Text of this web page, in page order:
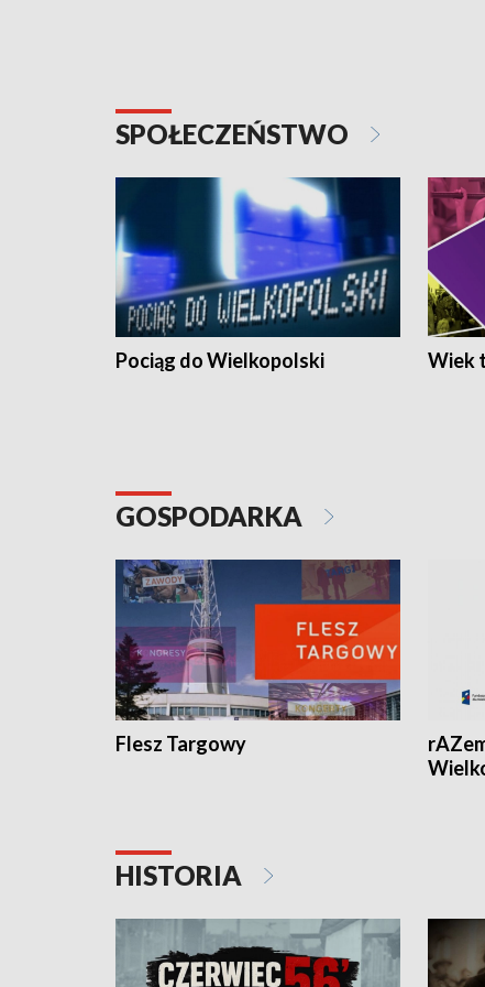
SPOŁECZEŃSTWO
Pociąg do Wielkopolski Wiek
GOSPODARKA
Flesz Targowy
HISTORIA